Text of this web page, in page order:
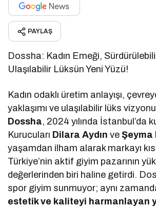
PAYLAŞ
Dossha: Kadın Emeği,
Ulaşılabilir Lüksün Yeni Yüzü!
Kadın odaklı üretim anlayışı,
yaklaşımı ve ulaşılabilir lüks
Dossha, 2024 yılında İstanbul’da
Kurucuları Dilara Aydın veŞeyma
yaşamdan ilham alarak markayı
Türkiye’nin aktif giyim pazarının
değerlerinden biri haline getirdi.
spor giyim sunmuyor; aynı
estetik ve kaliteyi harmanlayan